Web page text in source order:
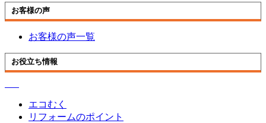
お客様の声
お客様の声一覧
お役立ち情報
エコむく
リフォームのポイント